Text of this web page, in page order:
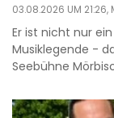
03.08.2026 UM 21:26,
Er ist nicht nur
Musiklegende -
Seebühne